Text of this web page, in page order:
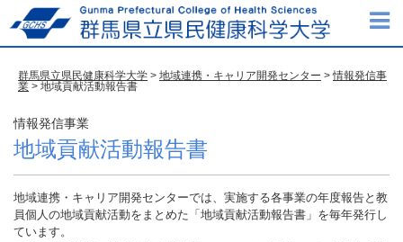
群馬県立県民健康科学大学 > 地域連携・キャリア開発センター >情報発信事
業 > 地域貢献活動報告書
情報発信事業
地域貢献活動報告書
地域連携・キャリア開発センターでは、実施する各事業の年度報告と教
員個人の地域貢献活動をまとめた「地域貢献活動報告書」を毎年発行し
ています。